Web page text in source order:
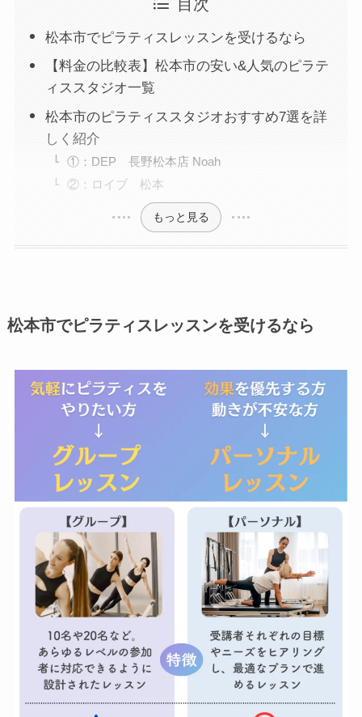
目次
松本市でピラティスレッスンを受けるなら
【料金の比較表】松本市の安い&人気のピラテ
ィススタジオ一覧
松本市のピラティススタジオおすすめ7選を詳
しく紹介
①：DEP 長野松本店 Noah
②：ロイブ 松本
もっと見る
松本市でピラティスレッスンを受けるなら